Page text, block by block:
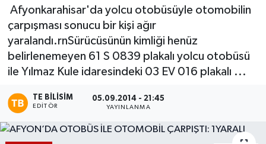
Afyonkarahisar'da yolcu otobüsüyle otomobilin
çarpışması sonucu bir kişi ağır
yaralandı.rnSürücüsünün kimliği henüz
belirlenemeyen 61 S 0839 plakalı yolcu otobüsü
ile Yılmaz Kule idaresindeki 03 EV 016 plakalı ...
TE BILISIM
EDITÖR
05.09.2014 - 21:45
YAYINLANMA
Ekonomi
Magazin
Etkinlikler